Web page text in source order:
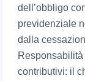
dell’obbligo
previdenziale
dalla
contributivi: il